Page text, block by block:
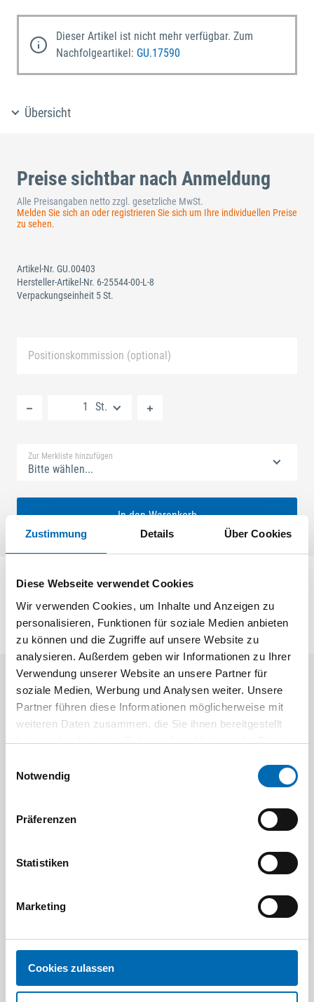
Zustimmung Details Über Cookies
Diese Webseite verwendet Cookies
Wir verwenden Cookies, um Inhalte und Anzeigen zu
personalisieren, Funktionen für soziale Medien anbieten
zu können und die Zugriffe auf unsere Website zu
analysieren. Außerdem geben wir Informationen zu Ihrer
Verwendung unserer Website an unsere Partner für
soziale Medien, Werbung und Analysen weiter. Unsere
Partner führen diese Informationen möglicherweise mit
weiteren Daten zusammen, die Sie ihnen bereitgestellt
haben oder die sie im Rahmen Ihrer Nutzung der Dienste
Notwendig
Präferenzen
Statistiken
Marketing
Cookies zulassen
Dieser Artikel ist nicht mehr verfügbar. Zum
Nachfolgeartikel: GU.17590
Übersicht
Preise sichtbar nach Anmeldung
Alle Preisangaben netto zzgl. gesetzliche MwSt.
Melden Sie sich an oder registrieren Sie sich um Ihre individuellen Preise
zu sehen.
Artikel-Nr. GU.00403
Hersteller-Artikel-Nr. 6-25544-00-L-8
Verpackungseinheit 5 St.
Positionskommission (optional)
St.
Zur Merkliste hinzufügen
Bitte wählen...
In den Warenkorb
Winkelschließblech, Nirosta
Aktuelle Angebote